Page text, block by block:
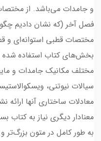
و جامدات می‌باشد. از
فصل آخر (که نشان دادیم
مختصات قطبي استوانه‌اي و
بخش‌های کتاب استفاده
مختلف مکانیک جامدات و
سیالات نیوتنی،
معادلات ساختاری آنها
معنادار دیگری نیاز به کتاب
به طور کامل در متون